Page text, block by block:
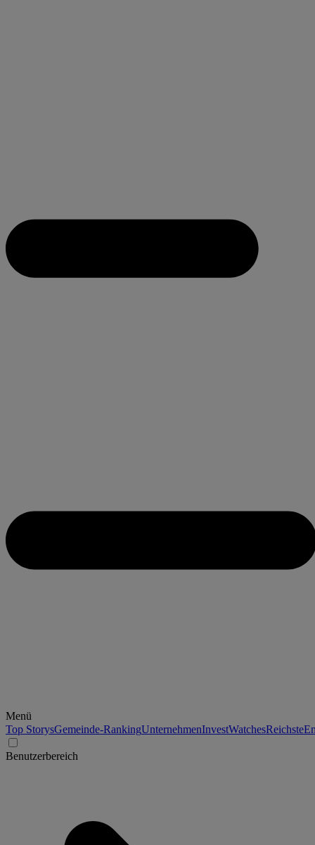
Menü
Top StorysGemeinde-RankingUnternehmenInvestWatchesReichste
Benutzerbereich